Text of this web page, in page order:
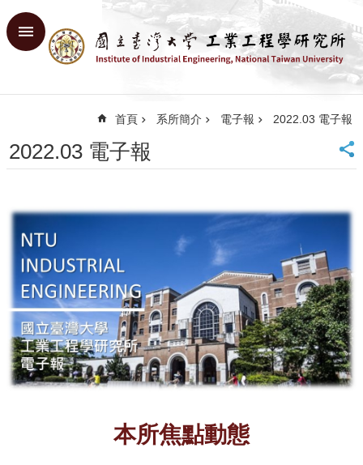
跳到主要內容區塊
進
首
頁
首
頁
網
站
導
覽
English
系
所
簡
首頁 系所簡介 電子報 2022.03 電子報
2022.03 電子報
本所焦點動態